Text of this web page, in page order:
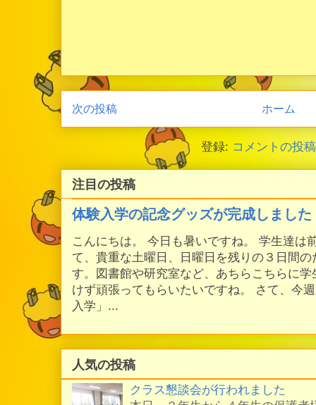
次の投稿 ホーム
登録: コメントの投
注目の投稿
体験入学の記念グッズが完成しました
こんにちは。 今日も暑いですね。 学生達は
て、貴重な土曜日、日曜日を残りの３日間
す。図書館や研究室など、あちらこちらに
けず頑張ってもらいたいですね。 さて、今
入学」...
人気の投稿
クラス懇談会が行われました